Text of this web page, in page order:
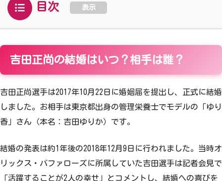
目次 表示
吉田正尚の結婚はいつ？相手は誰？
吉田正尚選手は2017年10月22日に婚姻届を提出し、正式に結婚
しました。お相手は東京都出身の管理栄養士でモデルの「ゆり
香」さん（本名：吉田ゆりか）です。
結婚の発表は約1年後の2018年12月9日に行われました。当時オ
リックス・バファローズに所属していた吉田選手は記者会見で
「活躍することが2人の幸せ」とコメントし、結婚への喜びを